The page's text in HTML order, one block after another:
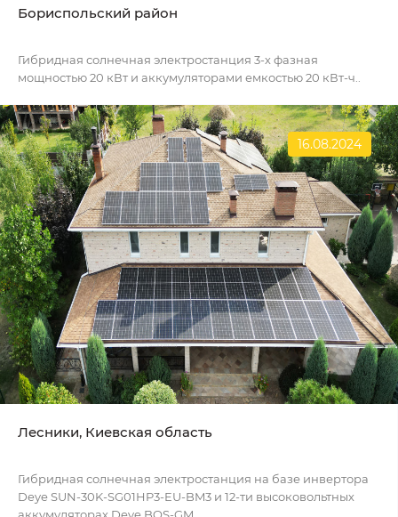
Бориспольский район
Гибридная солнечная электростанция 3-х фазная
мощностью 20 кВт и аккумуляторами емкостью 20 кВт-ч..
16.08.2024
Лесники, Киевская область
Гибридная солнечная электростанция на базе инвертора
Deye SUN-30K-SG01HP3-EU-BM3 и 12-ти высоковольтных